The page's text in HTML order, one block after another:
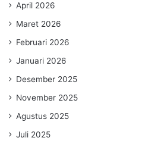
April 2026
Maret 2026
Februari 2026
Januari 2026
Desember 2025
November 2025
Agustus 2025
Juli 2025